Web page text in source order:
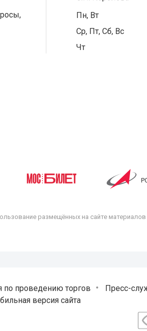
Пн, Вт
Ср, Пт, Сб, Вс
Чт
размещённых на сайте
проведению торгов
Пресс-
версия сайта